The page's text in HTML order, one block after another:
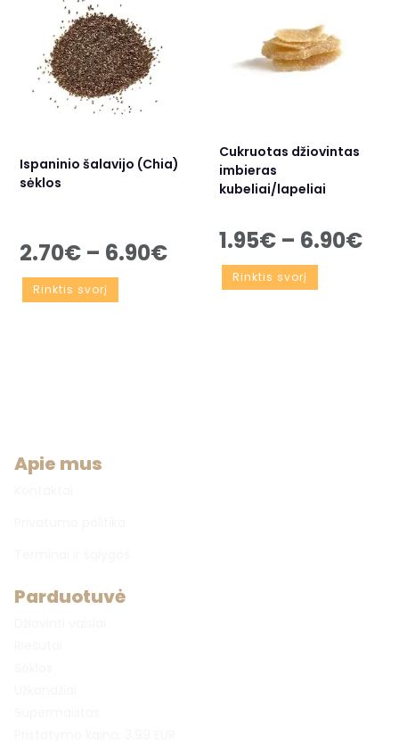
Ispaninio šalavijo (Chia)
sėklos
2.70€ – 6.90€
Rinktis svorį
Cukruotas džiovintas
imbieras
kubeliai/lapeliai
1.95€ – 6.90€
Rinktis svorį
Apie mus
Parduotuvė